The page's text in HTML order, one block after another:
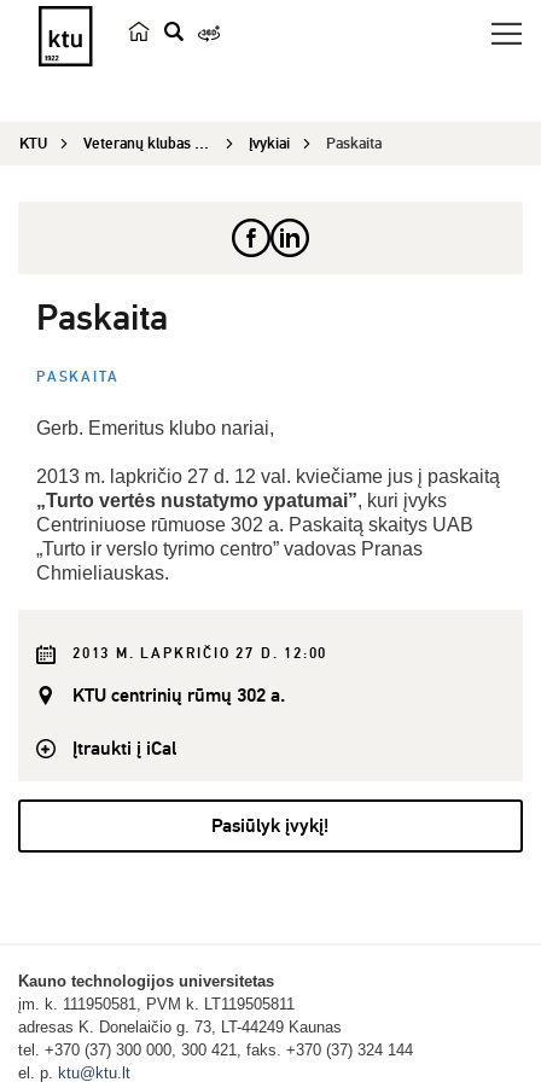
e
KTU Veteranų klubas „Emeritus“ Įvykiai Paskaita
Paskaita
PASKAITA
Gerb. Emeritus klubo nariai,
2013 m. lapkričio 27 d. 12 val. kviečiame jus į paskaitą
„Turto vertės nustatymo ypatumai”, kuri įvyks
Centriniuose rūmuose 302 a. Paskaitą skaitys UAB
„Turto ir verslo tyrimo centro” vadovas Pranas
Chmieliauskas.
2013 M. LAPKRIČIO 27 D. 12:00
KTU centrinių rūmų 302 a.
Įtraukti į iCal
Pasiūlyk įvykį!
Kauno technologijos universitetas
įm. k. 111950581, PVM k. LT119505811
adresas K. Donelaičio g. 73, LT-44249 Kaunas
tel. +370 (37) 300 000, 300 421, faks. +370 (37) 324 144
el. p. ktu@ktu.lt